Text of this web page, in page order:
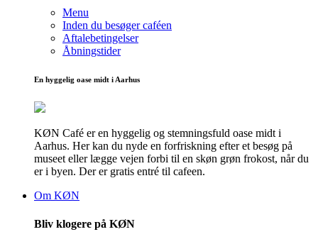
Menu
Inden du besøger caféen
Aftalebetingelser
Åbningstider
En hyggelig oase midt i Aarhus
KØN Café er en hyggelig og stemningsfuld oase midt i
Aarhus. Her kan du nyde en forfriskning efter et besøg på
museet eller lægge vejen forbi til en skøn grøn frokost, når du
er i byen. Der er gratis entré til cafeen.
Om KØN
Bliv klogere på KØN